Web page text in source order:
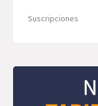
Suscripciones